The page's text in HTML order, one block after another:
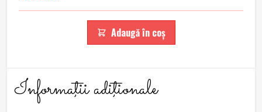
Adaugă în coș
Informaţii adiţionale